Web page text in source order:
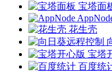
宝塔面
花生壳
宝塔
百度统